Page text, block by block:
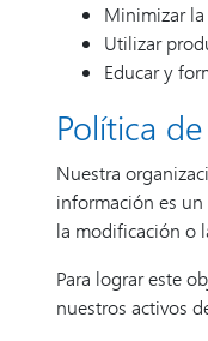
Minimizar
Utilizar
Educar y
Política
Nuestra
información es
la modificación o
Para lograr este
nuestros activos